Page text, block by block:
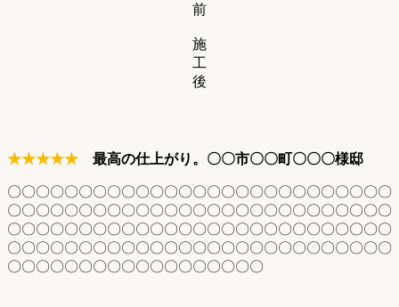
前
施
工
後
★★★★★ 最高の仕上がり。〇〇市〇〇町〇〇〇様邸
〇〇〇〇〇〇〇〇〇〇〇〇〇〇〇〇〇〇〇〇〇〇〇〇〇〇〇
〇〇〇〇〇〇〇〇〇〇〇〇〇〇〇〇〇〇〇〇〇〇〇〇〇〇〇
〇〇〇〇〇〇〇〇〇〇〇〇〇〇〇〇〇〇〇〇〇〇〇〇〇〇〇
〇〇〇〇〇〇〇〇〇〇〇〇〇〇〇〇〇〇〇〇〇〇〇〇〇〇〇
〇〇〇〇〇〇〇〇〇〇〇〇〇〇〇〇〇〇